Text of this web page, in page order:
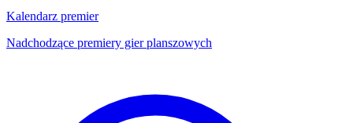
Kalendarz premier
Nadchodzące premiery gier planszowych